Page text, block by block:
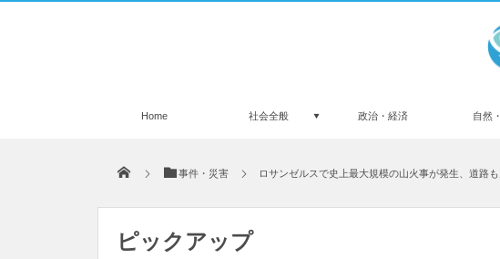
Home 社会全般 政治・経済 自然
事件・災害 ロサンゼルスで史上最大規模の山火事が発生、道路
ピックアップ